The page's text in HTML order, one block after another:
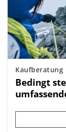
Kaufberatung
Bedingt